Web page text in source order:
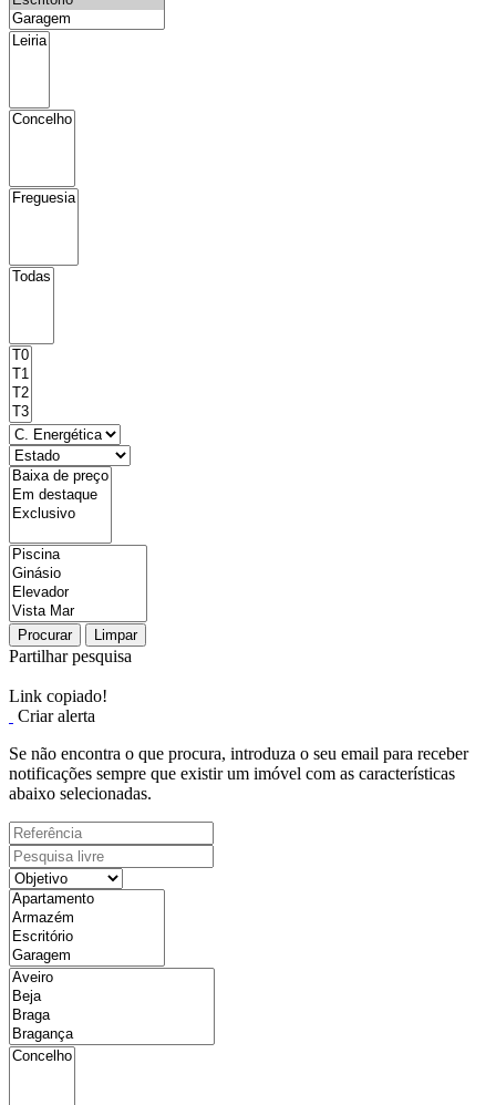
Procurar Limpar
Partilhar pesquisa
Link copiado!
Criar alerta
Se não encontra o que procura, introduza o seu email para receber
notificações sempre que existir um imóvel com as características
abaixo selecionadas.